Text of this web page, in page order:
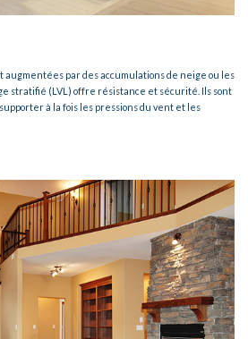
augmentées par des accumulations de neige ou les
stratifié (LVL) offre résistance et sécurité. Ils sont
à la fois les pressions du vent et les